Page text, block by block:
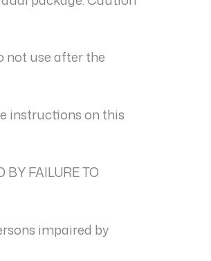
not use after the
instructions on this
FAILURE TO
impaired by